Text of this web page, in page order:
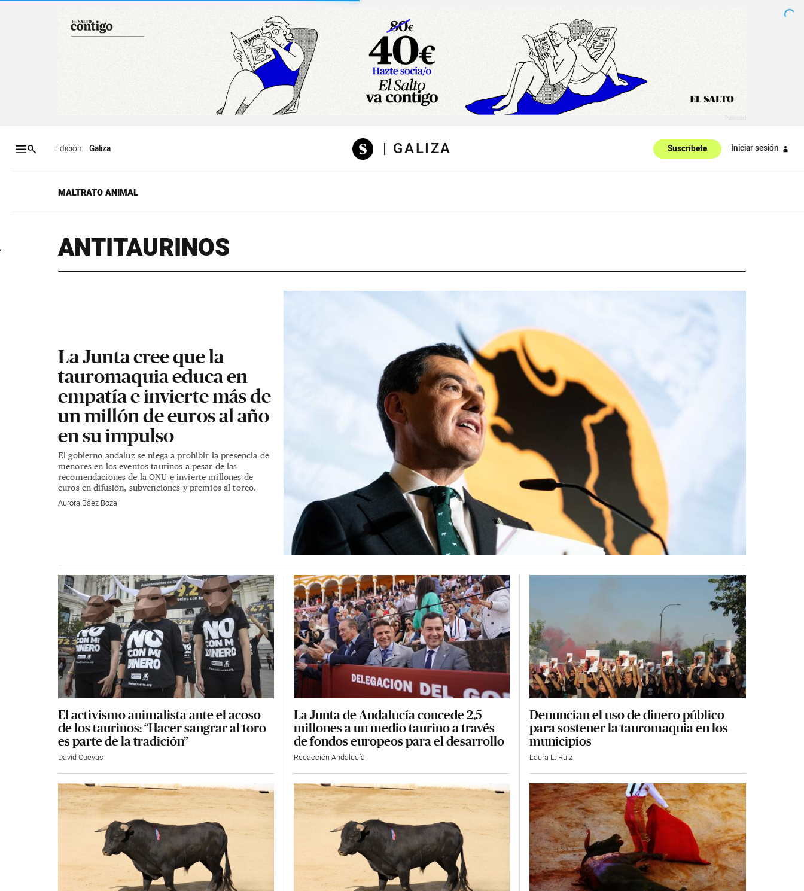
Edición: | GALIZA Suscríbete Iniciar sesión
MALTRATO ANIMAL
ANTITAURINOS
La Junta cree que la
tauromaquia educa en
empatía e invierte más de
un millón de euros al año
en su impulso
El gobierno andaluz se niega a prohibir la presencia de
menores en los eventos taurinos a pesar de las
recomendaciones de la ONU e invierte millones de
euros en difusión, subvenciones y premios al toreo.
Aurora Báez Boza
El activismo animalista ante el acoso
de los taurinos: “Hacer sangrar al toro
es parte de la tradición”
David Cuevas
La Junta de Andalucía concede 2,5
millones a un medio taurino a través
de fondos europeos para el desarrollo
Redacción Andalucía
Denuncian el uso de dinero público
para sostener la tauromaquia en los
municipios
Laura L. Ruiz